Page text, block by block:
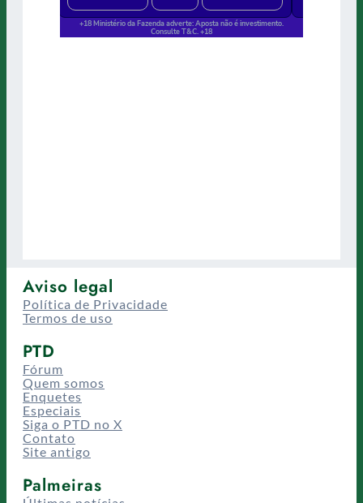
Aviso legal
Política de Privacidade
Termos de uso
PTD
Fórum
Quem somos
Enquetes
Especiais
Siga o PTD no X
Contato
Site antigo
Palmeiras